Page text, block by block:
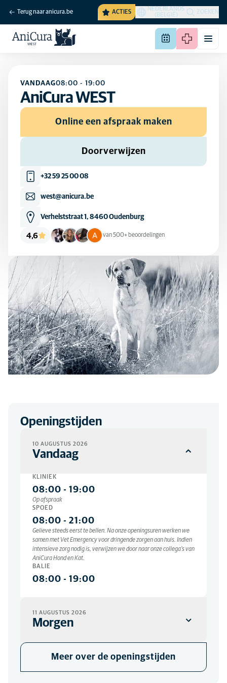
Terug naar anicura.be ACTIES
NEDERLANDS
(BELGIË)
ZOEKEN
VANDAAG08:00 - 19:00
AniCura WEST
Online een afspraak maken
Doorverwijzen
+32 59 25 00 08
west@anicura.be
Verhelststraat 1, 8460 Oudenburg
4,6 van 500+ beoordelingen
Openingstijden
10 AUGUSTUS 2026
Vandaag
KLINIEK
08:00 - 19:00
Op afspraak
SPOED
08:00 - 21:00
Gelieve steeds eerst te bellen. Na onze openingsuren werken we
samen met Vet Emergency voor dringende zorgen aan huis. Indien
intensieve zorg nodig is, verwijzen we door naar onze collega’s van
AniCura Hond en Kat.
BALIE
08:00 - 19:00
11 AUGUSTUS 2026
Morgen
08:00-19:00
Meer over de openingstijden